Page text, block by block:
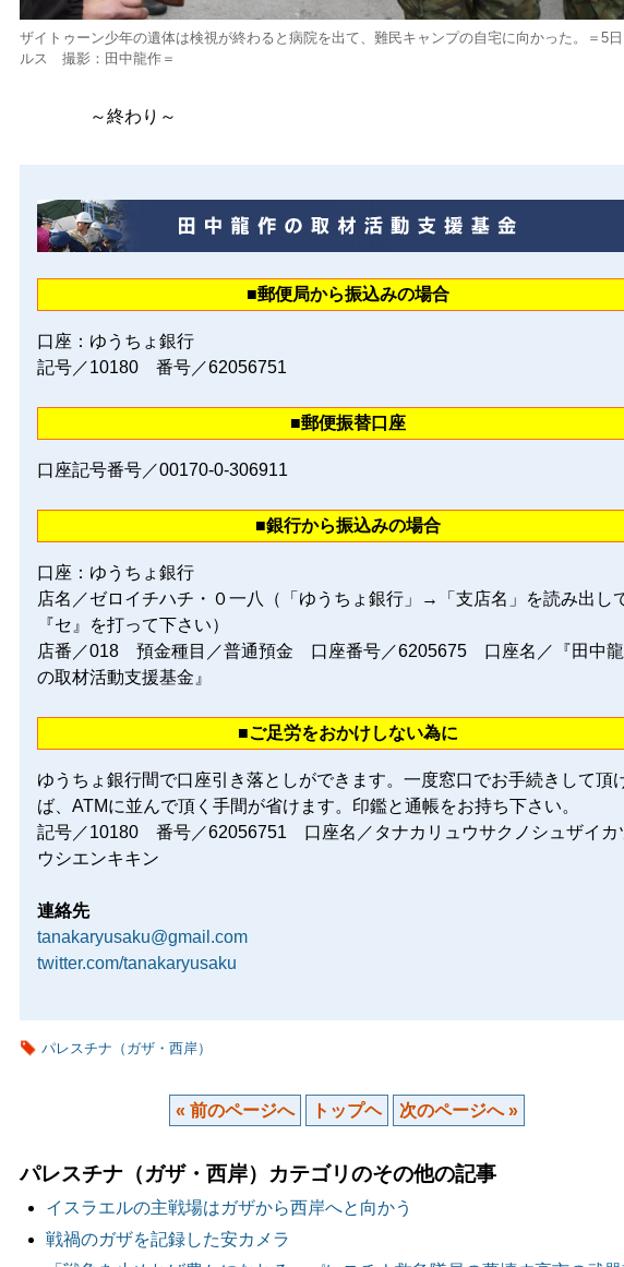
ザイトゥーン少年の遺体は検視が終わると病院を出て、難民キャンプの自宅に向かった。＝5
ルス 撮影：田中龍作＝
～終わり～
■郵便局から振込みの場合
口座：ゆうちょ銀行
記号／10180 番号／62056751
■郵便振替口座
口座記号番号／00170‐0‐306911
■銀行から振込みの場合
口座：ゆうちょ銀行
店名／ゼロイチハチ・０一八（「ゆうちょ銀行」→「支店名」を読み出し
『セ』を打って下さい）
店番／018 預金種目／普通預金 口座番号／6205675 口座名／『田中
の取材活動支援基金』
■ご足労をおかけしない為に
ゆうちょ銀行間で口座引き落としができます。一度窓口でお手続きして頂
ば、ATMに並んで頂く手間が省けます。印鑑と通帳をお持ち下さい。
記号／10180 番号／62056751 口座名／タナカリュウサクノシュザイカ
ウシエンキキン
連絡先
tanakaryusaku@gmail.com
twitter.com/tanakaryusaku
パレスチナ（ガザ・西岸）
« 前のページへ トップヘ 次のページへ »
パレスチナ（ガザ・西岸）カテゴリのその他の記事
イスラエルの主戦場はガザから西岸へと向かう
戦禍のガザを記録した安カメラ